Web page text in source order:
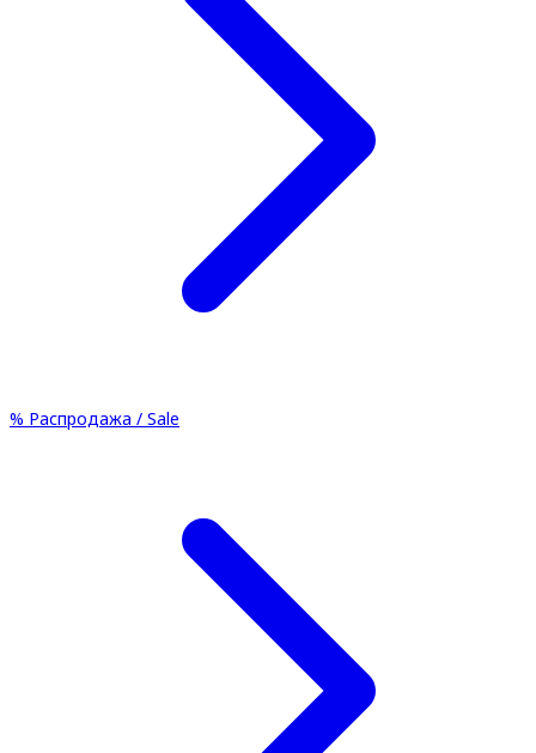
% Распродажа / Sale